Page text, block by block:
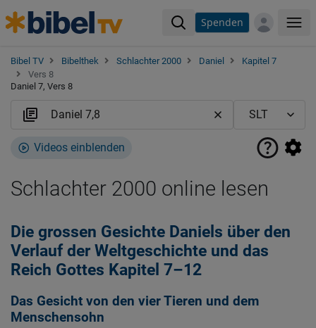
Spenden
Bibel TV Bibelthek Schlachter 2000 Daniel
Kapitel 7
Vers 8
Daniel 7, Vers 8
Videos einblenden
Schlachter 2000 online lesen
Die grossen Gesichte Daniels über den
Verlauf der Weltgeschichte und das
Reich Gottes Kapitel 7–12
Das Gesicht von den vier Tieren und dem
Menschensohn